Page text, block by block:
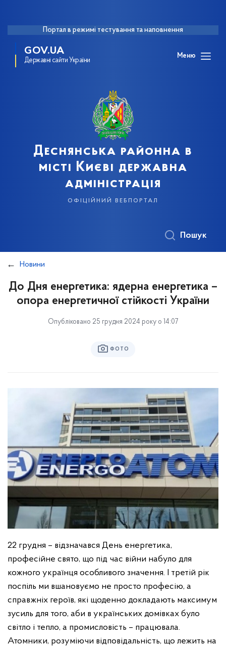
Портал в режимі тестування та наповнення
GOV.UA
Державні сайти України
Меню
Деснянська районна в
місті Києві державна
адміністрація
офіційний вебпортал
Пошук
Новини
До Дня енергетика: ядерна енергетика –
опора енергетичної стійкості України
Опубліковано 25 грудня 2024 року о 14:07
ФОТО
22 грудня – відзначався День енергетика,
професійне свято, що під час війни набуло для
кожного українця особливого значення. І третій рік
поспіль ми вшановуємо не просто професію, а
справжніх героїв, які щоденно докладають максимум
зусиль для того, аби в українських домівках було
світло і тепло, а промисловість – працювала.
Атомники, розуміючи відповідальність, що лежить на